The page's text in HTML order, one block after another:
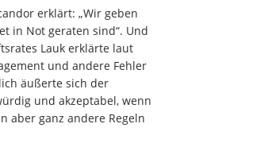
erklärt: „Wir geben
in Not geraten sind“. Und
Lauk erklärte laut
und andere Fehler
äußerte sich der
und akzeptabel, wenn
aber ganz andere Regeln